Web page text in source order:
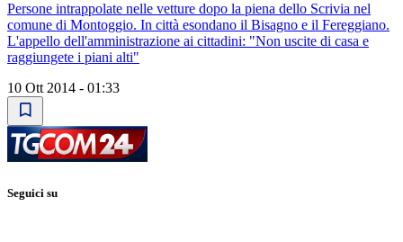
Persone intrappolate nelle vetture dopo la piena dello Scrivia nel
comune di Montoggio. In città esondano il Bisagno e il Fereggiano.
L'appello dell'amministrazione ai cittadini: "Non uscite di casa e
raggiungete i piani alti"
10 Ott 2014 - 01:33
Seguici su